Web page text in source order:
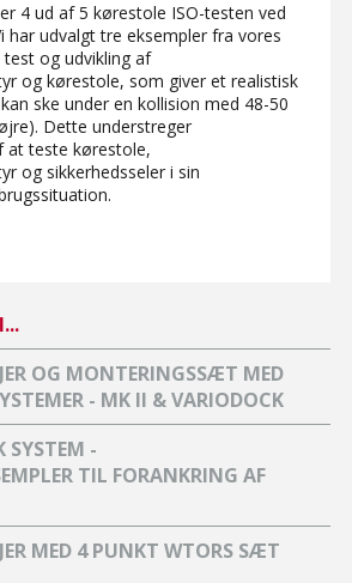
4 ud af 5 kørestole ISO-testen ved
har udvalgt tre eksempler fra vores
og udvikling af
og kørestole, som giver et realistisk
ske under en kollision med 48-50
Dette understreger
at teste kørestole,
og sikkerhedsseler i sin
OG MONTERINGSSÆT MED
- MK II & VARIODOCK
SYSTEM -
TIL FORANKRING AF
MED 4 PUNKT WTORS SÆT